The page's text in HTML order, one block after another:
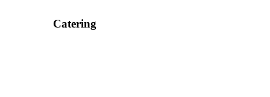
Catering